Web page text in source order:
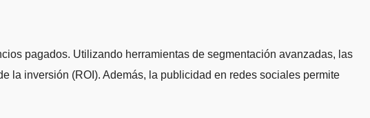
pagados. Utilizando herramientas de segmentación avanzadas, las
la inversión (ROI). Además, la publicidad en redes sociales permite